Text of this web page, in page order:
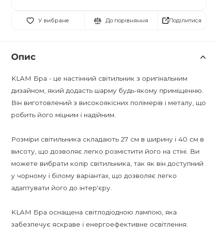
У вибране До порівняння Поділитися
Опис
KLAM Бра - це настінний світильник з оригінальним
дизайном, який додасть шарму будь-якому приміщенню.
Він виготовлений з високоякісних полімерів і металу, що
робить його міцним і надійним.
Розміри світильника складають 27 см в ширину і 40 см в
висоту, що дозволяє легко розмістити його на стіні. Ви
можете вибрати колір світильника, так як він доступний
у чорному і білому варіантах, що дозволяє легко
адаптувати його до інтер'єру.
KLAM Бра оснащена світлодіодною лампою, яка
забезпечує яскраве і енергоефективне освітлення.